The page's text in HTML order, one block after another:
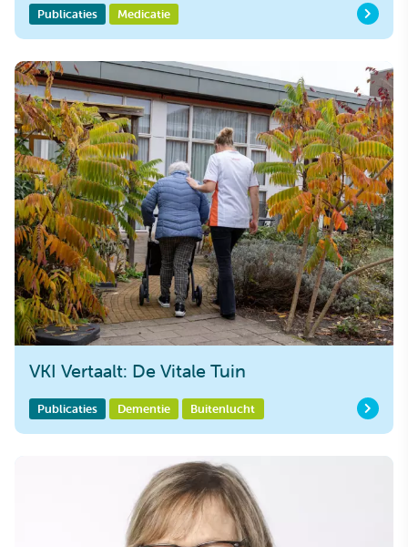
Publicaties Medicatie
VKI Vertaalt: De Vitale Tuin
Publicaties Dementie Buitenlucht